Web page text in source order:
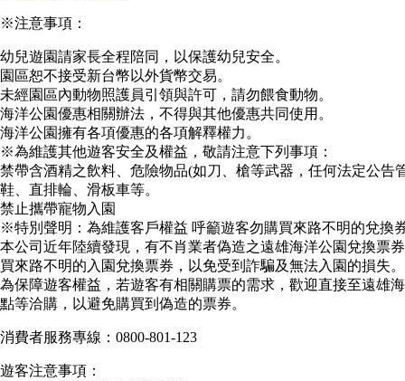
※注意事項：
幼兒遊園請家長全程陪同，以保護幼兒安全。
園區恕不接受新台幣以外貨幣交易。
未經園區內動物照護員引領與許可，請勿餵食動物。
海洋公園優惠相關辦法，不得與其他優惠共同使用。
海洋公園擁有各項優惠的各項解釋權力。
※為維護其他遊客安全及權益，敬請注意下列事項：
禁帶含酒精之飲料、危險物品(如刀、槍等武器，任何法定公
鞋、直排輪、滑板車等。
禁止攜帶寵物入園
※特別聲明：為維護客戶權益 呼籲遊客勿購買來路不明的兌換
本公司近年陸續發現，有不肖業者偽造之遠雄海洋公園兌換票
買來路不明的入園兌換票券，以免受到詐騙及無法入園的損失。
為保障遊客權益，若遊客有相關購票的需求，歡迎直接至遠雄
點等洽購，以避免購買到偽造的票券。
消費者服務專線：0800-801-123
遊客注意事項：